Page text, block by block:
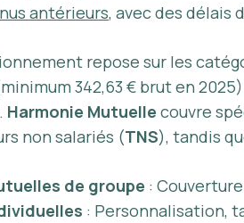
antérieurs, avec des délais
repose sur les
342,63 € brut en 2025)
Harmonie Mutuelle couvre
non salariés (TNS), tandis
de groupe :
: Personnalisation,